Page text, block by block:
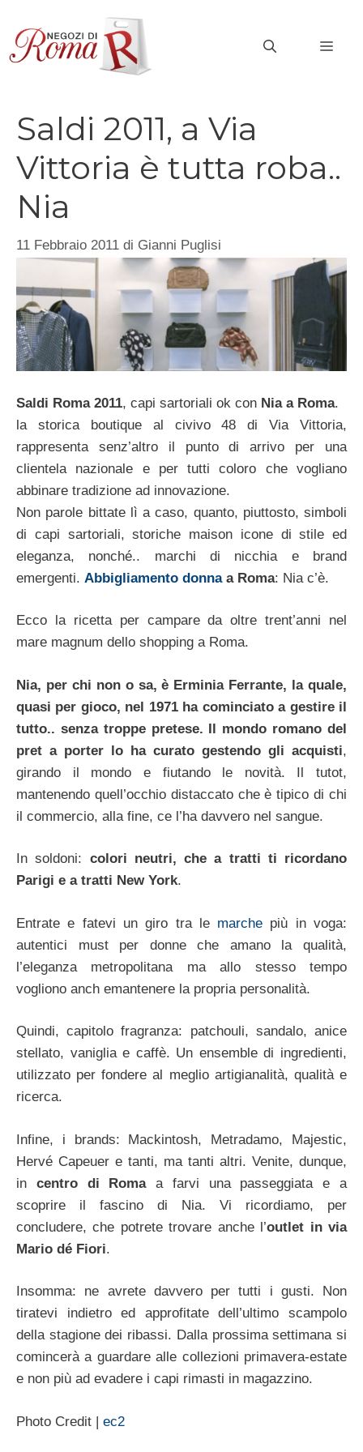
contenuto
Saldi 2011, a Via
Vittoria è tutta roba..
Nia
11 Febbraio 2011 di Gianni Puglisi
Saldi Roma 2011, capi sartoriali ok con Nia a Roma.
la storica boutique al civivo 48 di Via Vittoria,
rappresenta senz’altro il punto di arrivo per una
clientela nazionale e per tutti coloro che vogliano
abbinare tradizione ad innovazione.
Non parole bittate lì a caso, quanto, piuttosto, simboli
di capi sartoriali, storiche maison icone di stile ed
eleganza, nonché.. marchi di nicchia e brand
emergenti. Abbigliamento donnaa Roma: Nia c’è.
Ecco la ricetta per campare da oltre trent’anni nel
mare magnum dello shopping a Roma.
Nia, per chi non o sa, è Erminia Ferrante, la quale,
quasi per gioco, nel 1971 ha cominciato a gestire il
tutto.. senza troppe pretese. Il mondo romano del
pret a porter lo ha curato gestendo gli acquisti,
girando il mondo e fiutando le novità. Il tutot,
mantenendo quell’occhio distaccato che è tipico di chi
il commercio, alla fine, ce l’ha davvero nel sangue.
In soldoni: colori neutri, che a tratti ti ricordano
Parigi e a tratti New York.
Entrate e fatevi un giro tra le marche più in voga:
autentici must per donne che amano la qualità,
l’eleganza metropolitana ma allo stesso tempo
vogliono anch emantenere la propria personalità.
Quindi, capitolo fragranza: patchouli, sandalo, anice
stellato, vaniglia e caffè. Un ensemble di ingredienti,
utilizzato per fondere al meglio artigianalità, qualità e
ricerca.
Infine, i brands: Mackintosh, Metradamo, Majestic,
Hervé Capeuer e tanti, ma tanti altri. Venite, dunque,
in centro di Romaa farvi una passeggiata e a
scoprire il fascino di Nia. Vi ricordiamo, per
concludere, che potrete trovare anche l’outlet in via
Mario dé Fiori.
Insomma: ne avrete davvero per tutti i gusti. Non
tiratevi indietro ed approfitate dell’ultimo scampolo
della stagione dei ribassi. Dalla prossima settimana si
comincerà a guardare alle collezioni primavera-estate
e non più ad evadere i capi rimasti in magazzino.
Photo Credit | ec2